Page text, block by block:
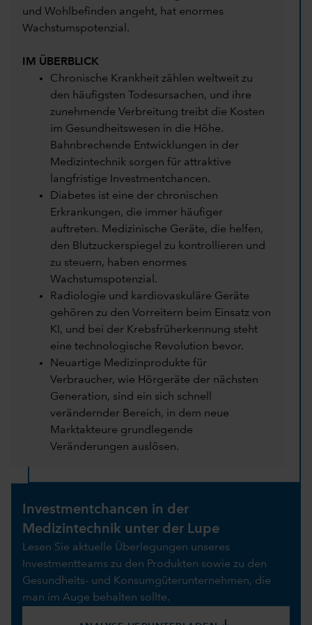
und Wohlbefinden angeht, hat enormes
Wachstumspotenzial.
IM ÜBERBLICK
Chronische Krankheit zählen weltweit zu
den häufigsten Todesursachen, und ihre
zunehmende Verbreitung treibt die Kosten
im Gesundheitswesen in die Höhe.
Bahnbrechende Entwicklungen in der
Medizintechnik sorgen für attraktive
langfristige Investmentchancen.
Diabetes ist eine der chronischen
Erkrankungen, die immer häufiger
auftreten. Medizinische Geräte, die helfen,
den Blutzuckerspiegel zu kontrollieren und
zu steuern, haben enormes
Wachstumspotenzial.
Radiologie und kardiovaskuläre Geräte
gehören zu den Vorreitern beim Einsatz von
KI, und bei der Krebsfrüherkennung steht
eine technologische Revolution bevor.
Neuartige Medizinprodukte für
Verbraucher, wie Hörgeräte der nächsten
Generation, sind ein sich schnell
verändernder Bereich, in dem neue
Marktakteure grundlegende
Veränderungen auslösen.
Investmentchancen in der
Medizintechnik unter der Lupe
Lesen Sie aktuelle Überlegungen unseres
Investmentteams zu den Produkten sowie zu den
Gesundheits- und Konsumgüterunternehmen, die
man im Auge behalten sollte.